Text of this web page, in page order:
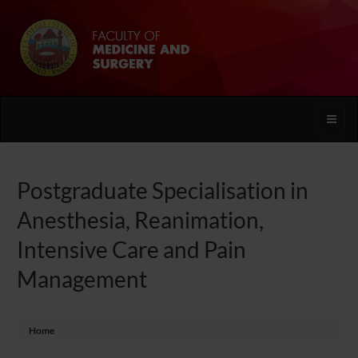
Toggle
Postgraduate Specialisation in
Anesthesia, Reanimation,
Intensive Care and Pain
Management
Home